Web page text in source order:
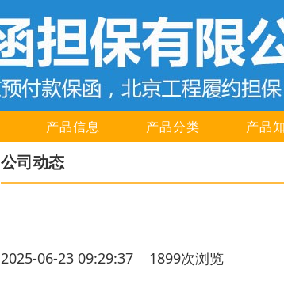
产品信息 产品分类 产品
公司动态
2025-06-23 09:29:37 1899次浏览